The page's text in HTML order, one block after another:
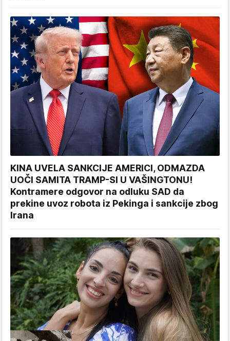
KINA UVELA SANKCIJE AMERICI, ODMAZDA
UOČI SAMITA TRAMP-SI U VAŠINGTONU!
Kontramere odgovor na odluku SAD da
prekine uvoz robota iz Pekinga i sankcije zbog
Irana